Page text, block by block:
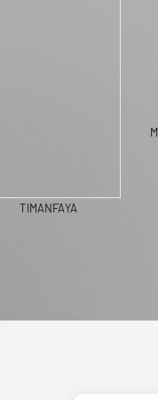
TIMANFAYA